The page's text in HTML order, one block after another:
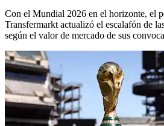
Con el Mundial 2026 en el horizonte, el
Transfermarkt actualizó el escalafón de
según el valor de mercado de sus